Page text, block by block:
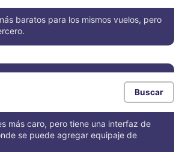
baratos para los mismos vuelos, pero
Buscar
más caro, pero tiene una interfaz de
se puede agregar equipaje de